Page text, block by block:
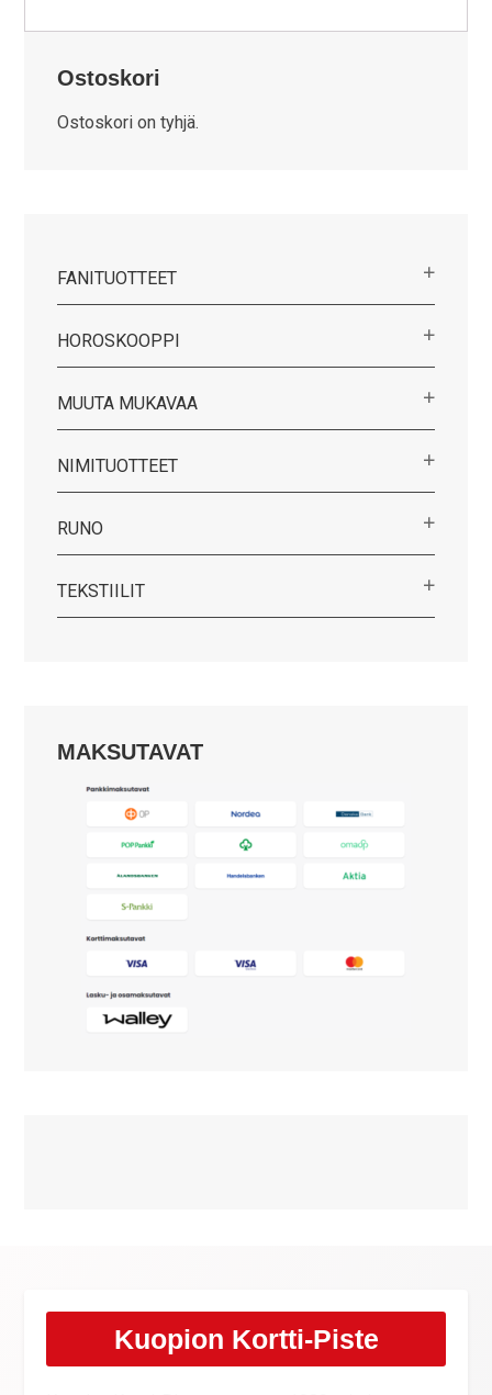
Ostoskori
Ostoskori on tyhjä.
FANITUOTTEET
HOROSKOOPPI
MUUTA MUKAVAA
NIMITUOTTEET
RUNO
TEKSTIILIT
MAKSUTAVAT
Kuopion Kortti-Piste